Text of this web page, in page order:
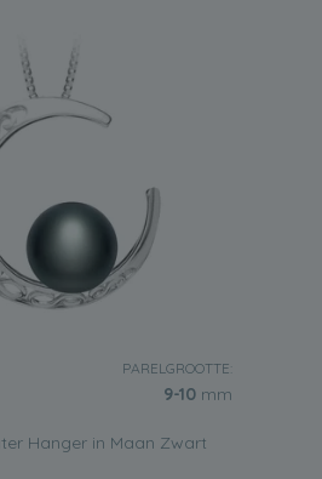
PARELGROOTTE:
9-10 mm
Hanger in Maan Zwart